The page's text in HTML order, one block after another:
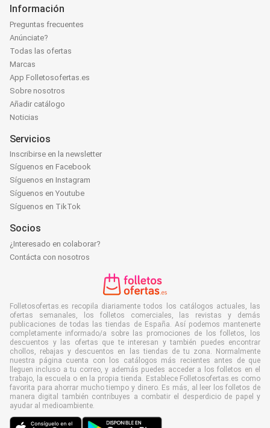
Información
Preguntas frecuentes
Anúnciate?
Todas las ofertas
Marcas
App Folletosofertas.es
Sobre nosotros
Añadir catálogo
Noticias
Servicios
Inscribirse en la newsletter
Síguenos en Facebook
Síguenos en Instagram
Síguenos en Youtube
Síguenos en TikTok
Socios
¿Interesado en colaborar?
Contácta con nosotros
Folletosofertas.es recopila diariamente todos los catálogos actuales, las
ofertas semanales, los folletos comerciales, las revistas y demás
publicaciones de todas las tiendas de España. Así podemos mantenerte
completamente informado/a sobre las promociones de los folletos, los
descuentos y las ofertas que te interesan y también puedes encontrar
chollos, rebajas y descuentos en las tiendas de tu zona. Normalmente
nuestra página cuenta con los catálogos más recientes antes de que
lleguen incluso a tu correo, y además puedes acceder a los folletos en el
trabajo, la escuela o en la propia tienda. Establece Folletosofertas.es como
favorita para ahorrar mucho tiempo y dinero. Es más, al leer los folletos de
manera digital también contribuyes a combatir el desperdicio de papel y
ayudar al medioambiente.